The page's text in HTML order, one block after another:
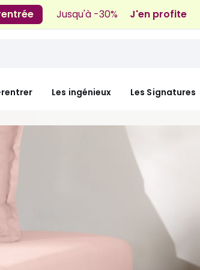
Jusqu'à -30% J'en profite
Les ingénieux Les Signatures